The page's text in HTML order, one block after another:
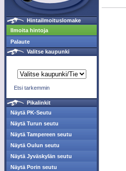
Hintailmoituslomake
Ilmoita hintoja
Palaute
Valitse kaupunki
Etsi tarkemmin
Pikalinkit
Näytä PK-Seutu
Näytä Turun seutu
Näytä Tampereen seutu
Näytä Oulun seutu
Näytä Jyväskylän seutu
Näytä Porin seutu